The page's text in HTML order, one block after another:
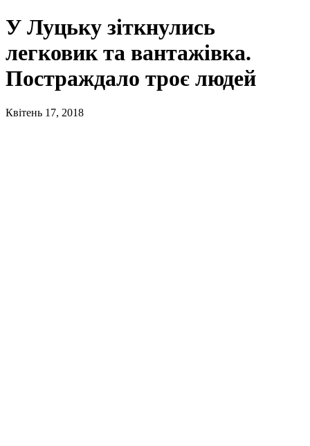
У Луцьку зіткнулись
легковик та вантажівка.
Постраждало троє людей
Квітень 17, 2018